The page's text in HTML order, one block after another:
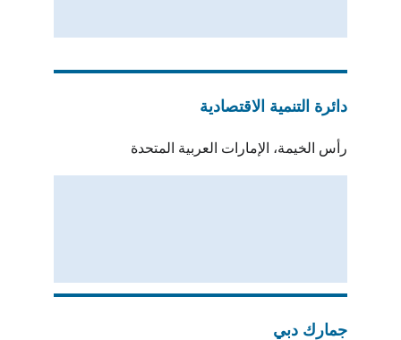
دائرة التنمية الاقتصادية
رأس الخيمة، الإمارات العربية المتحدة
جمارك دبي